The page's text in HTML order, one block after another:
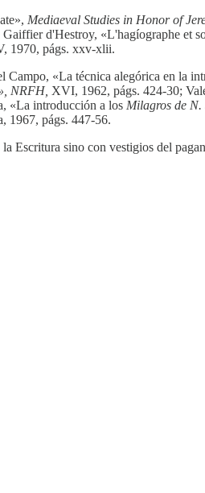
Mediaeval Studies in Honor of
d'Hestroy, «L'hagíographe et
1970, págs. xxv-xlii.
«La técnica alegórica en la
NRFH, XVI, 1962, págs. 424-30;
«La introducción a los Milagros de N.
1967, págs. 447-56.
sino con vestigios del